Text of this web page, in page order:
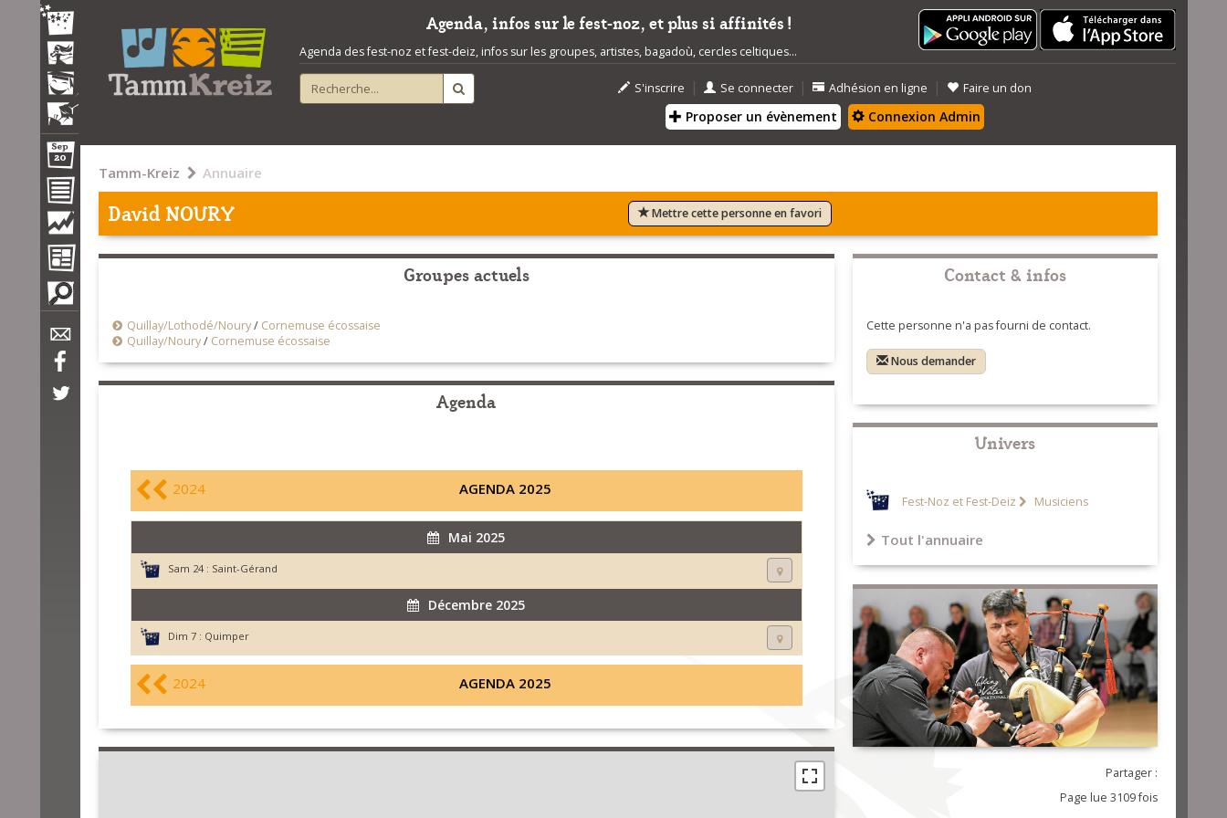
Agenda, infos sur le fest-noz, et plus si affinités !
Agenda des fest-noz et fest-deiz, infos sur les groupes, artistes, bagadoù, cercles celtiques...
S'inscrire | Se connecter | Adhésion en ligne | Faire un don
Proposer un évènement Connexion Admin
Tamm-Kreiz Annuaire
David NOURY Mettre cette personne en favori
Groupes actuels
Quillay/Lothodé/Noury/ Cornemuse écossaise
Quillay/Noury/ Cornemuse écossaise
Agenda
2024 AGENDA 2025
Mai 2025
Sam 24 : Saint-Gérand
Décembre 2025
Dim 7 : Quimper
2024 AGENDA 2025
Contact & infos
Cette personne n'a pas fourni de contact.
Nous demander
Univers
Fest-Noz et Fest-Deiz Musiciens
Tout l'annuaire
Partager :
Page lue 3109 fois